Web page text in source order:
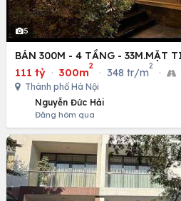
5
BÁN 300M - 4 TẦNG - 33M.MẶT
111 tỷ · 300m
2
· 348 tr/m
2
·
Thành phố Hà Nội
Nguyễn Đức Hải
Đăng hôm qua